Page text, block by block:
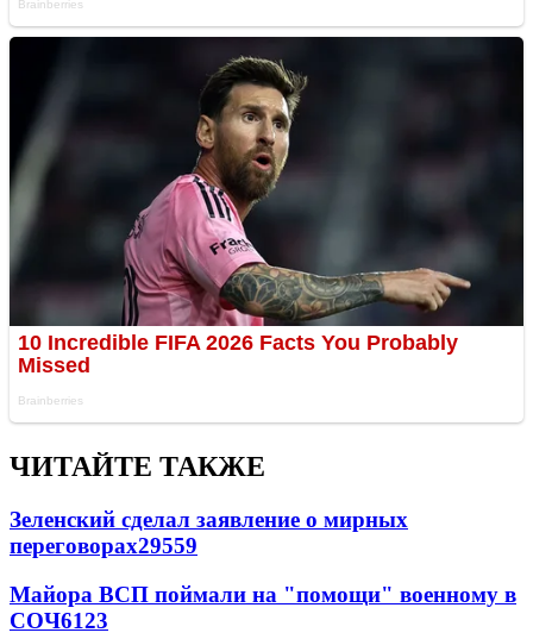
ЧИТАЙТЕ ТАКЖЕ
Зеленский сделал заявление о мирных
переговорах29559
Майора ВСП поймали на "помощи" военному в
СОЧ6123